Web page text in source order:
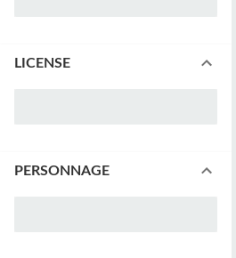
LICENSE
PERSONNAGE